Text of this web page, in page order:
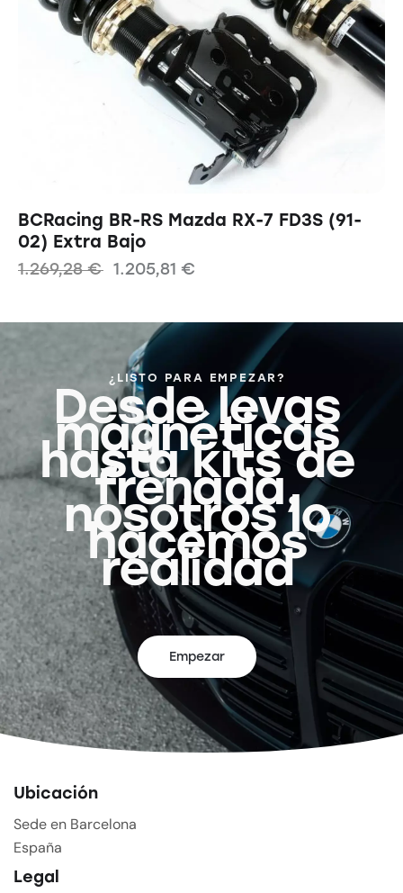
BCRacing BR-RS Mazda RX-7 FD3S (91-
02) Extra Bajo
1.269,28€ 1.205,81 €
¿LISTO PARA EMPEZAR?
Desde levas
magnéticas
hasta kits de
frenada,
nosotros lo
hacemos
realidad
Empezar
Ubicación
Sede en Barcelona
España
Legal